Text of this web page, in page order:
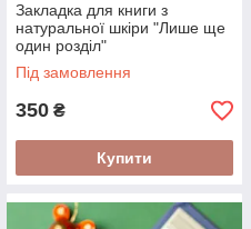
Закладка для книги з
натуральної шкіри "Лише ще
один розділ"
Під замовлення
350 ₴
Купити